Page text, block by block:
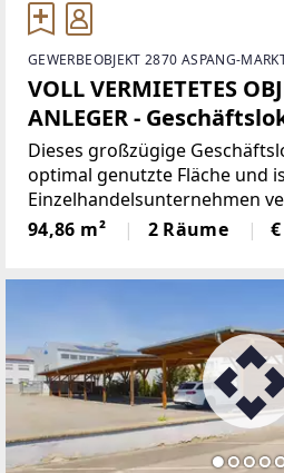
GEWERBEOBJEKT 2870 ASPANG-
VOLL VERMIETETES
ANLEGER -
Aspang Markt
Dieses großzügige
optimal genutzte Fläche und
Einzelhandelsunternehmen
über eine durchdachte
zahlreiche Nutzungsoptionen
94,86 m² 2 Räume